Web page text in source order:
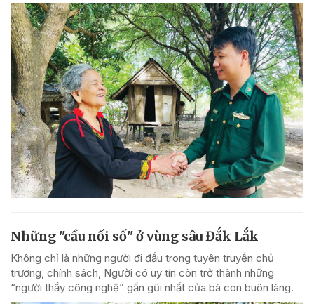
Những "cầu nối số" ở vùng sâu Đắk Lắk
Không chỉ là những người đi đầu trong tuyên truyền chủ
trương, chính sách, Người có uy tín còn trở thành những
“người thầy công nghệ” gần gũi nhất của bà con buôn làng.